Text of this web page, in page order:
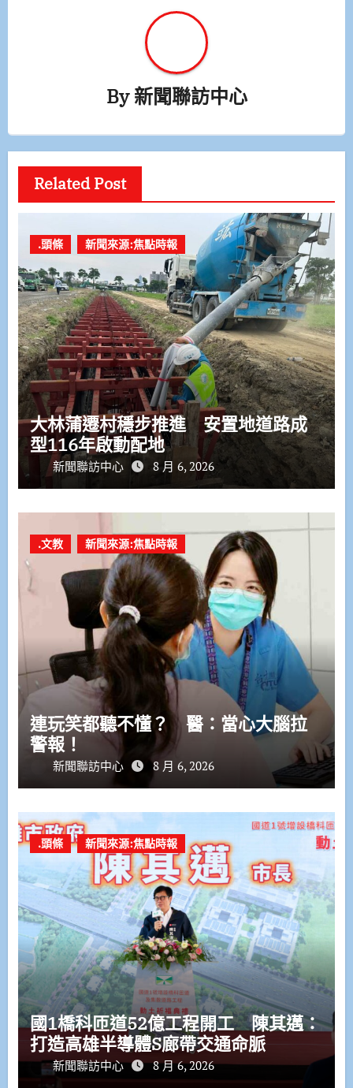
By新聞聯訪中心
Related Post
.頭條 新聞來源:焦點時報
大林蒲遷村穩步推進 安置地道路成
型116年啟動配地
新聞聯訪中心 8 月 6, 2026
.文教 新聞來源:焦點時報
連玩笑都聽不懂？ 醫：當心大腦拉
警報！
新聞聯訪中心 8 月 6, 2026
.頭條 新聞來源:焦點時報
國1橋科匝道52億工程開工 陳其邁：
打造高雄半導體S廊帶交通命脈
新聞聯訪中心 8 月 6, 2026